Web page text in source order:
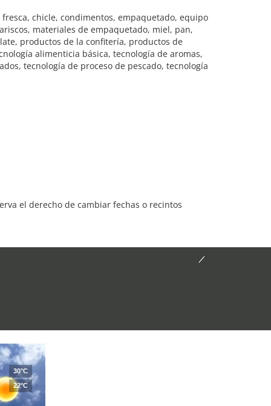
chicle, condimentos, empaquetado, equipo
materiales de empaquetado, miel, pan,
productos de la confitería, productos de
alimenticia básica, tecnología de aromas,
tecnología de proceso de pescado, tecnología
el derecho de cambiar fechas o recintos
30°C
22°C